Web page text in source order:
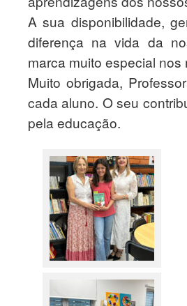
A sua disponibilidade,
diferença na vida da
marca muito especial
Muito obrigada,
cada aluno. O seu
pela educação.